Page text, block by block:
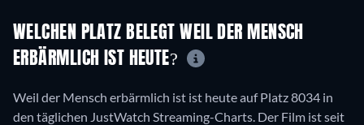
WELCHEN PLATZ BELEGT WEIL DER MENSCH
ERBÄRMLICH IST HEUTE?
Weil der Mensch erbärmlich ist ist heute auf Platz 8034 in
den täglichen JustWatch Streaming-Charts. Der Film ist seit